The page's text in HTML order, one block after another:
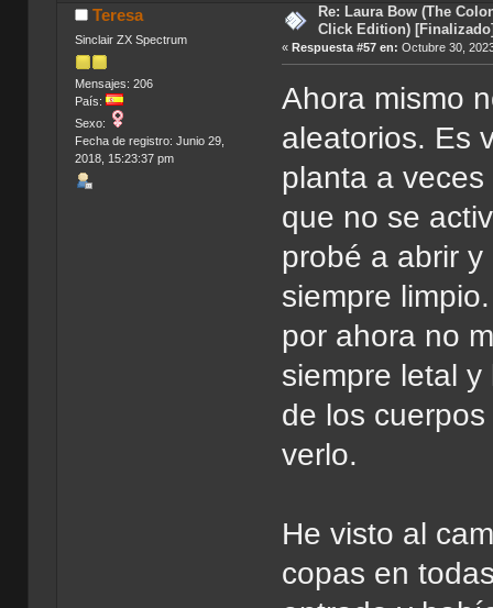
Teresa
Sinclair ZX Spectrum
Mensajes: 206
País:
Sexo:
Fecha de registro: Junio 29,
2018, 15:23:37 pm
Re: Laura Bow (The
Click Edition)
«Respuesta #57 en: Octubre 30,
Ahora mismo
aleatorios. Es
planta a
que no se
probé a abrir
siempre
por ahora no
siempre letal
de los
verlo.
He visto al
copas en